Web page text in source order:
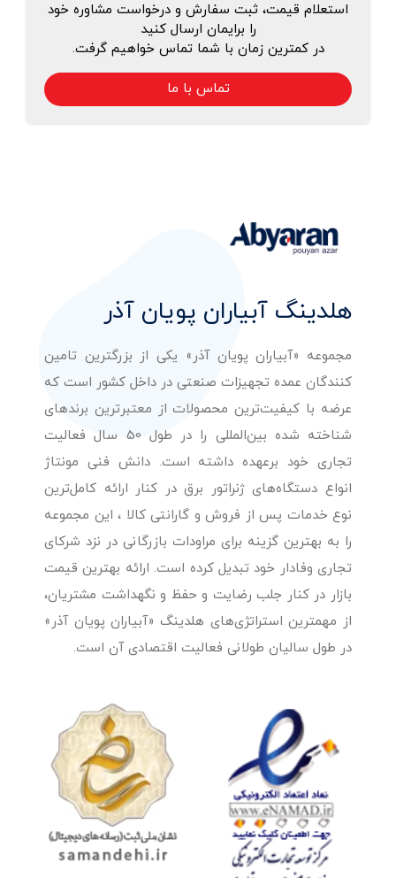
استعلام قیمت، ثبت سفارش و درخواست مشاوره خود
را برایمان ارسال کنید
در کمترین زمان با شما تماس خواهیم گرفت.
تماس با ما
هلدینگ آبیاران پویان آذر
مجموعه «آبیاران پویان آذر» یکی از بزرگترین تامین
کنندگان عمده تجهیزات صنعتی در داخل کشور است که
عرضه با کیفیت‌ترین محصولات از معتبرترین برندهای
شناخته شده بین‌المللی را در طول 50 سال فعالیت
تجاری خود برعهده داشته است. دانش فنی مونتاژ
انواع دستگاه‌های ژنراتور برق در کنار ارائه کامل‌ترین
نوع خدمات پس از فروش و گارانتی کالا ، این مجموعه
را به بهترین گزینه برای مراودات بازرگانی در نزد شرکای
تجاری وفادار خود تبدیل کرده است. ارائه بهترین قیمت
بازار در کنار جلب رضایت و حفظ و نگهداشت مشتریان،
از مهمترین استراتژی‌های هلدینگ «آبیاران پویان آذر»
در طول سالیان طولانی فعالیت اقتصادی آن است.